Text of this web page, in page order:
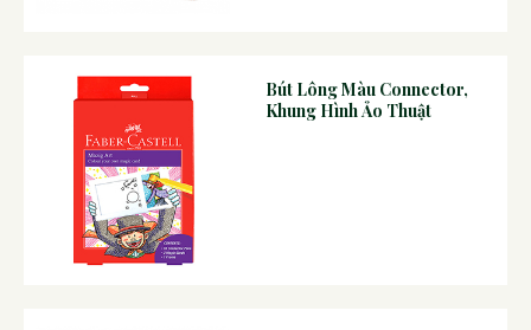
Bút Lông Màu Connector,
Khung Hình Ảo Thuật